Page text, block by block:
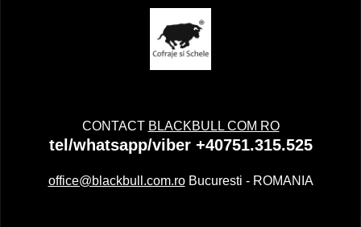
CONTACT BLACKBULL COM RO
tel/whatsapp/viber +40751.315.525
office@blackbull.com.roBucuresti - ROMANIA